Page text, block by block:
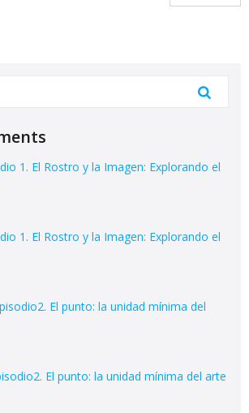
1. El Rostro y la Imagen: Explorando el
1. El Rostro y la Imagen: Explorando el
El punto: la unidad mínima del
El punto: la unidad mínima del arte